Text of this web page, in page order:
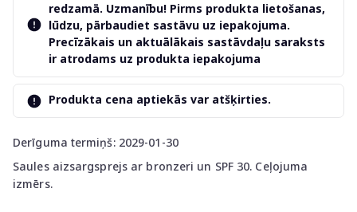
Derīguma termiņš: 2029-01-30
Saules aizsargsprejs ar bronzeri un SPF 30. Ceļojuma
izmērs.
redzamā. Uzmanību! Pirms produkta lietošanas,
lūdzu, pārbaudiet sastāvu uz iepakojuma.
Precīzākais un aktuālākais sastāvdaļu saraksts
ir atrodams uz produkta iepakojuma
Produkta cena aptiekās var atšķirties.